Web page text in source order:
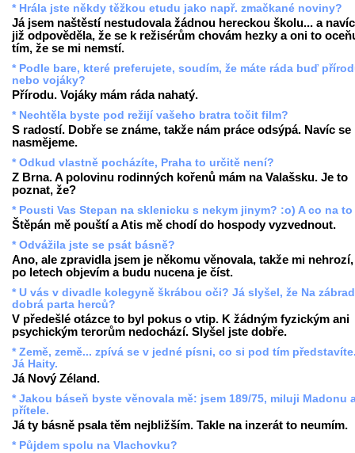
* Hrála jste někdy těžkou etudu jako např. zmačkané noviny?
Já jsem naštěstí nestudovala žádnou hereckou školu... a
již odpověděla, že se k režisérům chovám hezky a oni to
tím, že se mi nemstí.
* Podle bare, které preferujete, soudím, že máte ráda buď
nebo vojáky?
Přírodu. Vojáky mám ráda nahatý.
* Nechtěla byste pod režijí vašeho bratra točit film?
S radostí. Dobře se známe, takže nám práce odsýpá. Navíc se
nasmějeme.
* Odkud vlastně pocházíte, Praha to určitě není?
Z Brna. A polovinu rodinných kořenů mám na Valašsku. Je to
poznat, že?
* Pousti Vas Stepan na sklenicku s nekym jinym? :o) A co na
Štěpán mě pouští a Atis mě chodí do hospody vyzvednout.
* Odvážila jste se psát básně?
Ano, ale zpravidla jsem je někomu věnovala, takže mi nehrozí,
po letech objevím a budu nucena je číst.
* U vás v divadle kolegyně škrábou oči? Já slyšel, že Na
dobrá parta herců?
V předešlé otázce to byl pokus o vtip. K žádným fyzickým ani
psychickým terorům nedochází. Slyšel jste dobře.
* Země, země... zpívá se v jedné písni, co si pod tím
Já Haity.
Já Nový Zéland.
* Jakou báseň byste věnovala mě: jsem 189/75, miluji Madonu
přítele.
Já ty básně psala těm nejbližším. Takle na inzerát to neumím.
* Půjdem spolu na Vlachovku?